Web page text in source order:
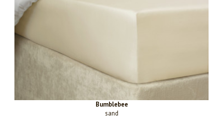
Bumblebee
sand